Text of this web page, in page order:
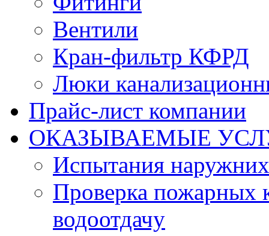
Вентили
Кран-фильтр КФРД
Люки
Прайс-лист компании
ОКАЗЫВАЕМЫЕ
Испытания
Проверка пожарных
водоотдачу